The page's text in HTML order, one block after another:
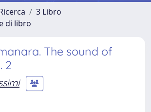
3 Libro
di libro
The sound of
2